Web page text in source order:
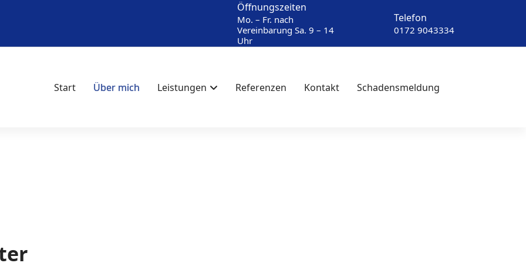
Öffnungszeiten
Mo. – Fr. nach
Vereinbarung Sa. 9 – 14
Uhr
Telefon
0172 9043334
Start Über mich Leistungen Referenzen Kontakt Schadensmeldung